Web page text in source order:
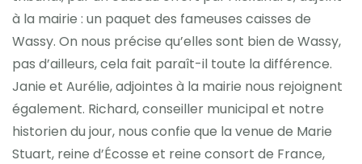
à la mairie : un paquet des fameuses caisses de
Wassy. On nous précise qu’elles sont bien de Wassy,
pas d’ailleurs, cela fait paraît-il toute la différence.
Janie et Aurélie, adjointes à la mairie nous rejoignent
également. Richard, conseiller municipal et notre
historien du jour, nous confie que la venue de Marie
Stuart, reine d’Écosse et reine consort de France,